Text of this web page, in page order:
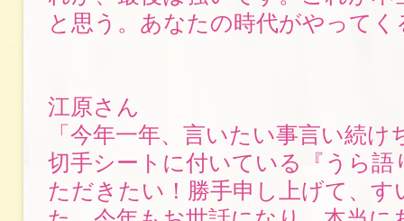
と思う。あなたの時代がやってく
江原さん
「今年一年、言いたい事言い続
切手シートに付いている『うら語
ただきたい！勝手申し上げて、す